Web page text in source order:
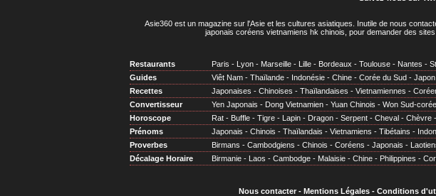
Asie360 est un magazine sur l'Asie et les cultures asiatiques . Inutile de nous
japonais coréens vietnamiens hk chinois, pour demander des
Restaurants Paris - Lyon - Marseille - Lille - Bordeaux - Toulouse - Nantes -
Guides
Viêt Nam - Thaïlande - Indonésie - Chine - Corée du Sud - Japon
Recettes
Japonaises - Chinoises - Thaïlandaises - Vietnamiennes -
Convertisseur
Yen Japonais - Dong Vietnamien - Yuan Chinois - Won Sud-
Horoscope
Rat - Buffle - Tigre - Lapin - Dragon - Serpent - Cheval - Chèvre -
Prénoms
Japonais - Chinois - Thaïlandais - Vietnamiens - Tibétains -
Proverbes
Birmans - Cambodgiens - Chinois - Coréens - Japonais -
Décalage Horaire
Birmanie - Laos - Cambodge - Malaisie - Chine - Philippines -
Nous contacter- Mentions Légales- Conditions